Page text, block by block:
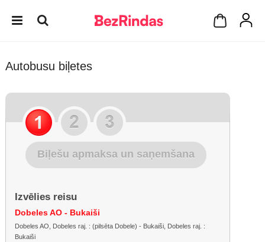
Autobusu biļetes
Biļešu apmaksa un saņemšana
Izvēlies reisu
Dobeles AO - Bukaiši
Dobeles AO, Dobeles raj. : (pilsēta Dobele) - Bukaiši, Dobeles raj. :
Bukaiši